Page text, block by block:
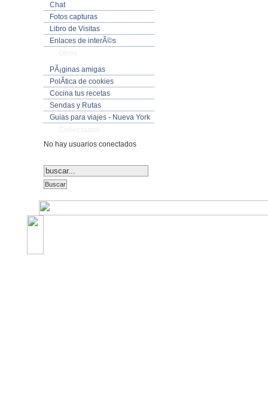
Chat
Fotos capturas
Libro de Visitas
Enlaces de interÃ©s
PÃ¡ginas amigas
PolÃ­tica de cookies
Cocina tus recetas
Sendas y Rutas
Guias para viajes - Nueva York
No hay usuarios conectados